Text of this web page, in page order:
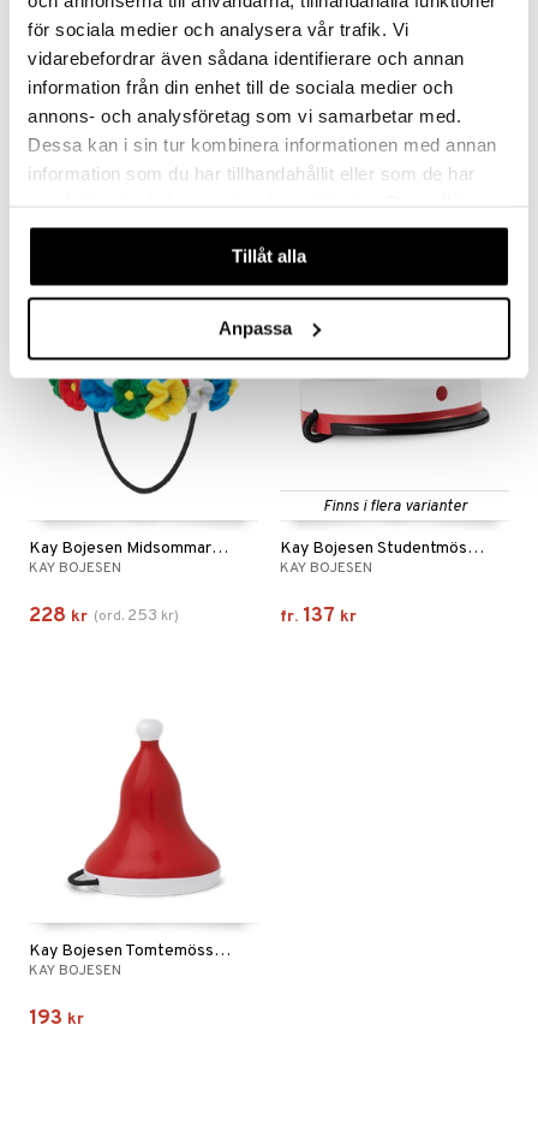
för sociala medier och analysera vår trafik. Vi
vidarebefordrar även sådana identifierare och annan
information från din enhet till de sociala medier och
annons- och analysföretag som vi samarbetar med.
Dessa kan i sin tur kombinera informationen med annan
information som du har tillhandahållit eller som de har
våra cookies vid fortsatt användande av vår webbplats.
Tillåt alla
Anpassa
Kay Bojesen Jultomte
KAY BOJESEN
Kay Bojesen Lovebirds
KAY BOJESEN
Kay Bojesen Midsommarkrans liten
KAY BOJESEN
228 kr (ord. 253 kr)
-10%
Finns i flera varianter
Kay Bojesen Studentmössa liten
KAY BOJESEN
fr. 137 kr
Kay Bojesen Tomtemössa, lilla apan
KAY BOJESEN
193 kr